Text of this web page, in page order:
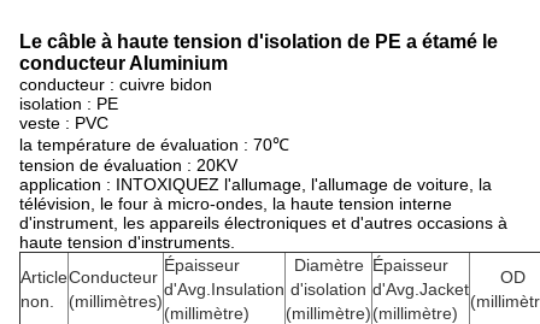
Le câble à haute tension d'isolation de PE a étamé le
conducteur Aluminium
conducteur : cuivre bidon
isolation : PE
veste : PVC
la température de évaluation : 70℃
tension de évaluation : 20KV
application : INTOXIQUEZ l'allumage, l'allumage de voiture, la
télévision, le four à micro-ondes, la haute tension interne
d'instrument, les appareils électroniques et d'autres occasions à
haute tension d'instruments.
Article
non.
Conducteur
(millimètres)
Épaisseur
d'Avg.Insulation
(millimètre)
Diamètre
d'isolation
(millimètre)
Épaisseur
d'Avg.Jacket
(millimètre)
OD